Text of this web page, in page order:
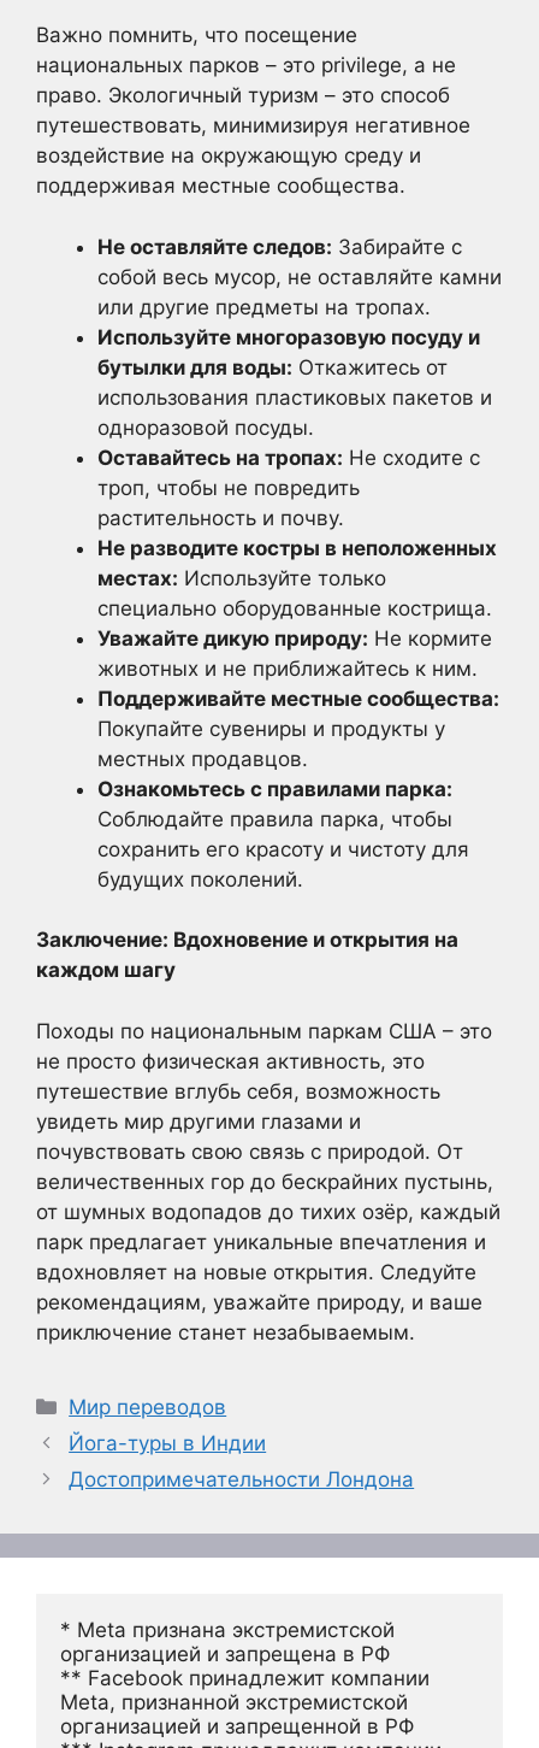
Важно помнить, что посещение
национальных парков – это privilege, а не
право. Экологичный туризм – это способ
путешествовать, минимизируя негативное
воздействие на окружающую среду и
поддерживая местные сообщества.
Не оставляйте следов: Забирайте с
собой весь мусор, не оставляйте камни
или другие предметы на тропах.
Используйте многоразовую посуду и
бутылки для воды: Откажитесь от
использования пластиковых пакетов и
одноразовой посуды.
Оставайтесь на тропах: Не сходите с
троп, чтобы не повредить
растительность и почву.
Не разводите костры в неположенных
местах: Используйте только
специально оборудованные кострища.
Уважайте дикую природу: Не кормите
животных и не приближайтесь к ним.
Поддерживайте местные сообщества:
Покупайте сувениры и продукты у
местных продавцов.
Ознакомьтесь с правилами парка:
Соблюдайте правила парка, чтобы
сохранить его красоту и чистоту для
будущих поколений.
Заключение: Вдохновение и открытия на
каждом шагу
Походы по национальным паркам США – это
не просто физическая активность, это
путешествие вглубь себя, возможность
увидеть мир другими глазами и
почувствовать свою связь с природой. От
величественных гор до бескрайних пустынь,
от шумных водопадов до тихих озёр, каждый
парк предлагает уникальные впечатления и
вдохновляет на новые открытия. Следуйте
рекомендациям, уважайте природу, и ваше
приключение станет незабываемым.
Рубрики
Мир переводов
Йога-туры в Индии
Достопримечательности Лондона
* Meta признана экстремистской
организацией и запрещена в РФ
** Facebook принадлежит компании
Meta, признанной экстремистской
организацией и запрещенной в РФ